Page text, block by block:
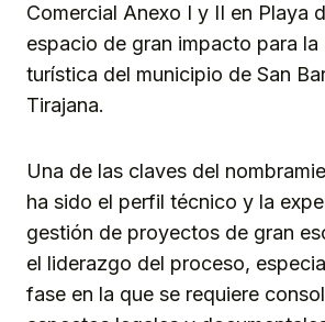
Comercial Anexo I y II en Playa
espacio de gran impacto para
turística del municipio de San
Tirajana.
Una de las claves del
ha sido el perfil técnico y la
gestión de proyectos de gran
el liderazgo del proceso,
fase en la que se requiere